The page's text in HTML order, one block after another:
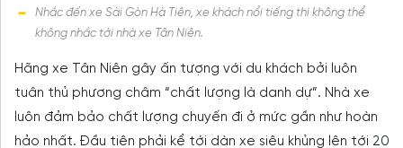
Nhắc đến xe Sài Gòn Hà Tiên, xe khách nổi tiếng thì không thể
không nhắc tới nhà xe Tân Niên.
Hãng xe Tân Niên gây ấn tượng với du khách bởi luôn
tuân thủ phương châm “chất lượng là danh dự”. Nhà xe
luôn đảm bảo chất lượng chuyến đi ở mức gần như hoàn
hảo nhất. Đầu tiên phải kể tới dàn xe siêu khủng lên tới 20